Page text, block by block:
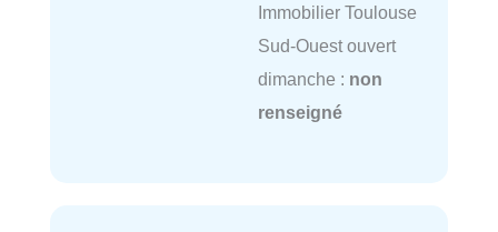
Immobilier Toulouse
Sud-Ouest ouvert
dimanche : non
renseigné